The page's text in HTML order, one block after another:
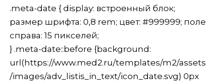
.meta-date { display: встроенный блок;
размер шрифта: 0,8 rem; цвет: #999999; поле
справа: 15 пикселей;
} .meta-date::before {background:
url(https://www.med2.ru/templates/m2/assets
/images/adv_listis_in_text/icon_date.svg) 0px